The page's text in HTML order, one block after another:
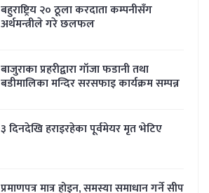
बहुराष्ट्रिय २० ठूला करदाता कम्पनीसँग
अर्थमन्त्रीले गरे छलफल
बाजुराका प्रहरीद्वारा गाँजा फडानी तथा
बडीमालिका मन्दिर सरसफाइ कार्यक्रम सम्पन्न
३ दिनदेखि हराइरहेका पूर्वमेयर मृत भेटिए
प्रमाणपत्र मात्र होइन, समस्या समाधान गर्ने सीप